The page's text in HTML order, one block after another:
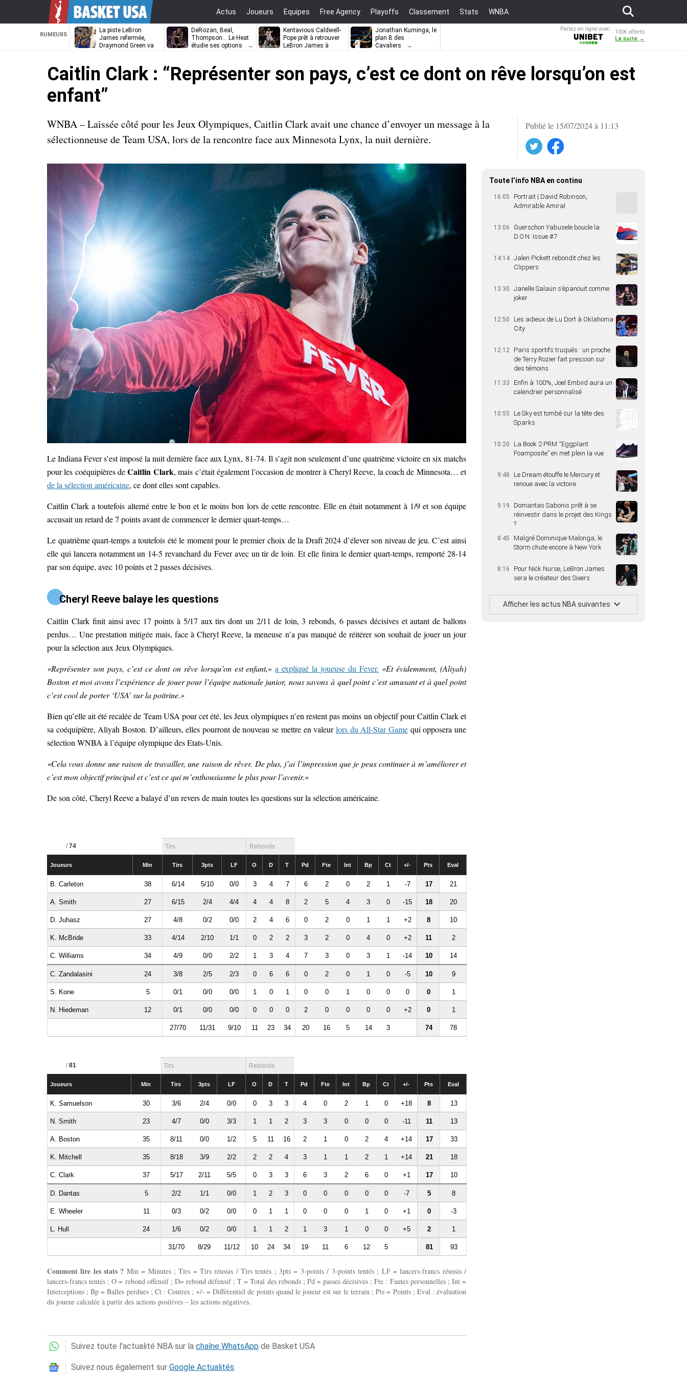
Actus Joueurs Equipes Free Agency Playoffs Classement Stats WNBA
RUMEURS
La piste LeBron
James refermée,
Draymond Green va
DeRozan, Beal,
Thompson… Le Heat
étudie ses options
Kentavious Caldwell-
Pope prêt à retrouver
LeBron James à
Jonathan Kuminga, le
plan B des
Cavaliers
Pariez en ligne avec
100€ offerts
La suite →
Caitlin Clark : “Représenter son pays, c’est ce dont on rêve lorsqu’on est
enfant”
Publié le 15/07/2024 à 11:13
Facebook
WNBA – Laissée côté pour les Jeux Olympiques, Caitlin Clark avait une chance d’envoyer un message à la
sélectionneuse de Team USA, lors de la rencontre face aux Minnesota Lynx, la nuit dernière.
Le Indiana Fever s’est imposé la nuit dernière face aux Lynx, 81-74. Il s’agit non seulement d’une quatrième victoire en six matchs
pour les coéquipières deCaitlin Clark, mais c’était également l’occasion de montrer à Cheryl Reeve, la coach de Minnesota… et
de la sélection américaine, ce dont elles sont capables.
Caitlin Clark a toutefois alterné entre le bon et le moins bon lors de cette rencontre. Elle en était notamment à 1/9 et son équipe
accusait un retard de 7 points avant de commencer le dernier quart-temps…
Le quatrième quart-temps a toutefois été le moment pour le premier choix de la Draft 2024 d’élever son niveau de jeu. C’est ainsi
elle qui lancera notamment un 14-5 revanchard du Fever avec un tir de loin. Et elle finira le dernier quart-temps, remporté 28-14
par son équipe, avec 10 points et 2 passes décisives.
Cheryl Reeve balaye les questions
Caitlin Clark finit ainsi avec 17 points à 5/17 aux tirs dont un 2/11 de loin, 3 rebonds, 6 passes décisives et autant de ballons
perdus… Une prestation mitigée mais, face à Cheryl Reeve, la meneuse n’a pas manqué de réitérer son souhait de jouer un jour
pour la sélection aux Jeux Olympiques.
«Représenter son pays, c’est ce dont on rêve lorsqu’on est enfant,»a expliqué la joueuse du Fever. «Et évidemment, (Aliyah)
Boston et moi avons l’expérience de jouer pour l’équipe nationale junior, nous savons à quel point c’est amusant et à quel point
c’est cool de porter ‘USA’ sur la poitrine.»
Bien qu’elle ait été recalée de Team USA pour cet été, les Jeux olympiques n’en restent pas moins un objectif pour Caitlin Clark et
sa coéquipière, Aliyah Boston. D’ailleurs, elles pourront de nouveau se mettre en valeurlors du All-Star Gamequi opposera une
sélection WNBA à l’équipe olympique des Etats-Unis.
«Cela vous donne une raison de travailler, une raison de rêver. De plus, j’ai l’impression que je peux continuer à m’améliorer et
c’est mon objectif principal et c’est ce qui m’enthousiasme le plus pour l’avenir.»
De son côté, Cheryl Reeve a balayé d’un revers de main toutes les questions sur la sélection américaine.
/ 74 Tirs Rebonds
Joueurs Min Tirs 3pts LF O D T Pd Fte Int Bp Ct +/- Pts Eval
B. Carleton 38 6/14 5/10 0/0 3 4 7 6 2 0 2 1 -7 17 21
A. Smith 27 6/15 2/4 4/4 4 4 8 2 5 4 3 0 -15 18 20
D. Juhasz 27 4/8 0/2 0/0 2 4 6 0 2 0 1 1 +2 8 10
K. McBride 33 4/14 2/10 1/1 0 2 2 3 2 0 4 0 +2 11 2
C. Williams 34 4/9 0/0 2/2 1 3 4 7 3 0 3 1 -14 10 14
C. Zandalasini 24 3/8 2/5 2/3 0 6 6 0 2 0 1 0 -5 10 9
S. Kone 5 0/1 0/0 0/0 1 0 1 0 0 1 0 0 0 0 1
N. Hiedeman 12 0/1 0/0 0/0 0 0 0 2 0 0 0 0 +2 0 1
27/70 11/31 9/10 11 23 34 20 16 5 14 3 74 78
/ 81 Tirs Rebonds
Joueurs Min Tirs 3pts LF O D T Pd Fte Int Bp Ct +/- Pts Eval
K. Samuelson 30 3/6 2/4 0/0 0 3 3 4 0 2 1 0 +18 8 13
N. Smith 23 4/7 0/0 3/3 1 1 2 3 3 0 0 0 -11 11 13
A. Boston 35 8/11 0/0 1/2 5 11 16 2 1 0 2 4 +14 17 33
K. Mitchell 35 8/18 3/9 2/2 2 2 4 3 1 1 2 1 +14 21 18
C. Clark 37 5/17 2/11 5/5 0 3 3 6 3 2 6 0 +1 17 10
D. Dantas 5 2/2 1/1 0/0 1 2 3 0 0 0 0 0 -7 5 8
E. Wheeler 11 0/3 0/2 0/0 0 1 1 0 0 0 1 0 +1 0 -3
L. Hull 24 1/6 0/2 0/0 1 1 2 1 3 1 0 0 +5 2 1
31/70 8/29 11/12 10 24 34 19 11 6 12 5 81 93
Comment lire les stats ? Min = Minutes ; Tirs = Tirs réussis / Tirs tentés ; 3pts = 3-points / 3-points tentés ; LF = lancers-francs réussis /
lancers-francs tentés ; O = rebond offensif ; D= rebond défensif ; T = Total des rebonds ; Pd = passes décisives ; Fte : Fautes personnelles ; Int =
Interceptions ; Bp = Balles perdues ; Ct : Contres ; +/- = Différentiel de points quand le joueur est sur le terrain ; Pts = Points ; Eval : évaluation
du joueur calculée à partir des actions positives – les actions négatives.
Suivez toute l'actualité NBA sur la chaîne WhatsApp de Basket USA
Suivez nous également sur Google Actualités
Toute l’info NBA en continu
16:05
Portrait | David Robinson,
Admirable Amiral
13:06
Guerschon Yabusele boucle la
D.O.N. Issue #7
14:14 Jalen Pickett rebondit chez les
Clippers
13:30
Janelle Salaün s’épanouit comme
joker
12:50
Les adieux de Lu Dort à Oklahoma
City
12:12
Paris sportifs truqués : un proche
de Terry Rozier fait pression sur
des témoins
11:33
Enfin à 100%, Joel Embiid aura un
calendrier personnalisé
10:55
Le Sky est tombé sur la tête des
Sparks
10:20
La Book 2 PRM “Eggplant
Foamposite” en met plein la vue
9:48
Le Dream étouffe le Mercury et
renoue avec la victoire
9:19
Domantas Sabonis prêt à se
réinvestir dans le projet des Kings
?
8:45
Malgré Dominique Malonga, le
Storm chute encore à New York
8:16
Pour Nick Nurse, LeBron James
sera le créateur des Sixers
Afficher les actus NBA suivantes